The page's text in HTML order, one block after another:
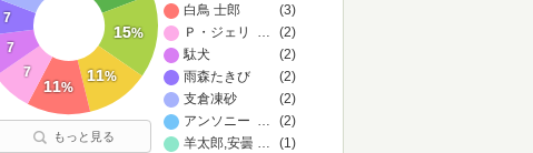
白鳥 士郎
(3)
Ｐ・ジェリ・クラーク
(2)
…
駄犬
(2)
雨森たきび
(2)
支倉凍砂
(2)
アンソニー・ホロヴィッツ
(2)
…
羊太郎,安曇アキタケ
(1)
…
15%
11%
11%
7
7
7
もっと見る